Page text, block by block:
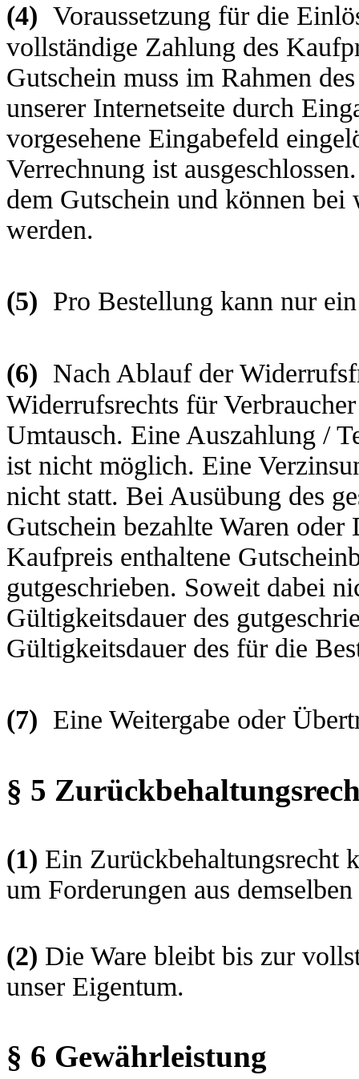
(4) Voraussetzung für die
vollständige Zahlung des
Gutschein muss im Rahmen
unserer Internetseite durch
vorgesehene Eingabefeld
Verrechnung ist
dem Gutschein und können
werden.
(5) Pro Bestellung kann nur
(6) Nach Ablauf der
Widerrufsrechts für
Umtausch. Eine Auszahlung /
ist nicht möglich. Eine
nicht statt. Bei Ausübung des
Gutschein bezahlte Waren
Kaufpreis enthaltene
gutgeschrieben. Soweit dabei
Gültigkeitsdauer des
Gültigkeitsdauer des für die
(7) Eine Weitergabe oder
§ 5
(1) Ein Zurückbehaltungsrecht
um Forderungen aus
(2) Die Ware bleibt bis zur
unser Eigentum.
§ 6 Gewährleistung